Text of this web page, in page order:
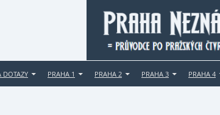
DOTAZY PRAHA 1 PRAHA 2 PRAHA 3 PRAHA 4